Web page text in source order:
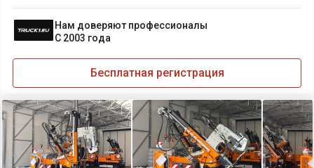
Нам доверяют профессионалы
С 2003 года
Бесплатная регистрация